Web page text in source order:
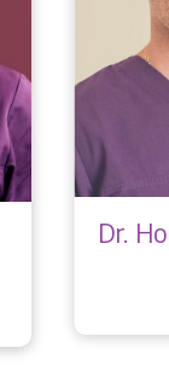
Dr.